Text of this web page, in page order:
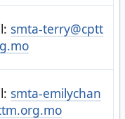
smta-terry@cptt
smta-emilychan